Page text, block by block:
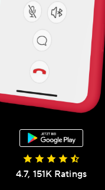
4.7, 151К Ratings